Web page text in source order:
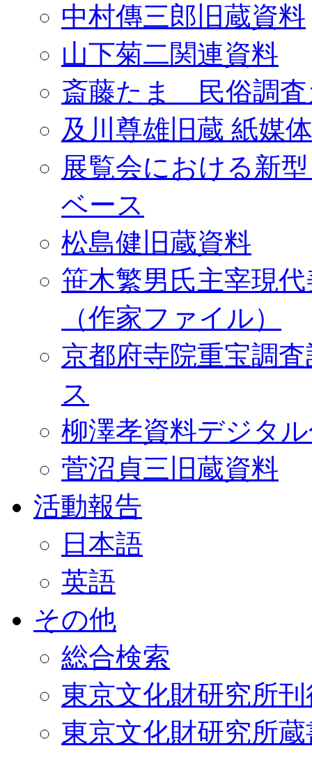
中村傳三郎旧蔵資料
山下菊二関連資料
斎藤たま 民俗調査
及川尊雄旧蔵 紙媒
展覧会における新
ベース
松島健旧蔵資料
笹木繁男氏主宰現
（作家ファイル）
京都府寺院重宝調
ス
柳澤孝資料デジタ
菅沼貞三旧蔵資料
活動報告
日本語
英語
その他
総合検索
東京文化財研究所
東京文化財研究所